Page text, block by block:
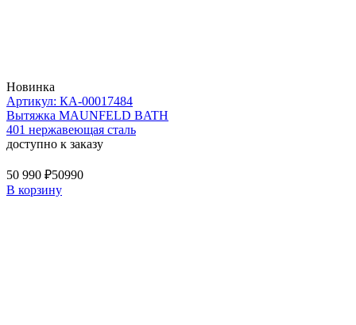
Новинка
Артикул: КА-00017484
Вытяжка MAUNFELD BATH
401 нержавеющая сталь
доступно к заказу
50 990 ₽50990
В корзину